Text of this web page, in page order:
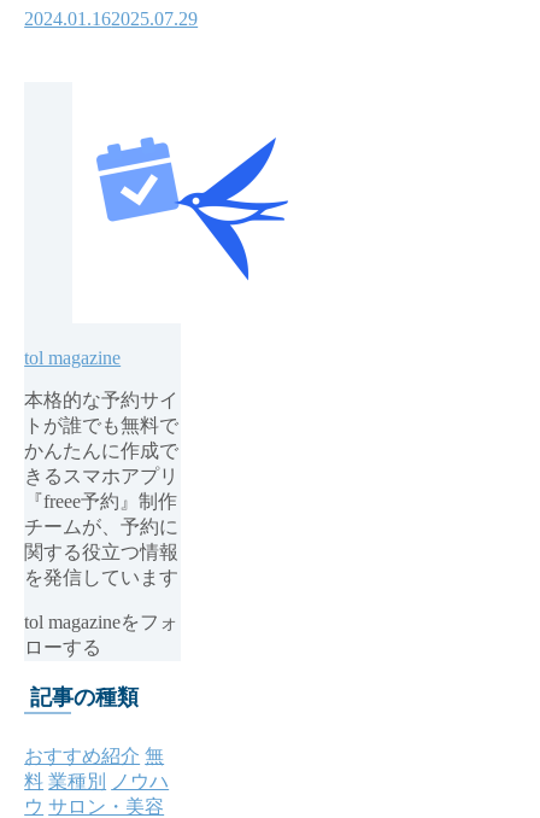
2024.01.162025.07.29
tol magazine
本格的な予約サイ
トが誰でも無料で
かんたんに作成で
きるスマホアプリ
『freee予約』制作
チームが、予約に
関する役立つ情報
を発信しています
tol magazineをフォ
ローする
記事の種類
おすすめ紹介 無
料 業種別
ノウハ
ウ サロン・美容